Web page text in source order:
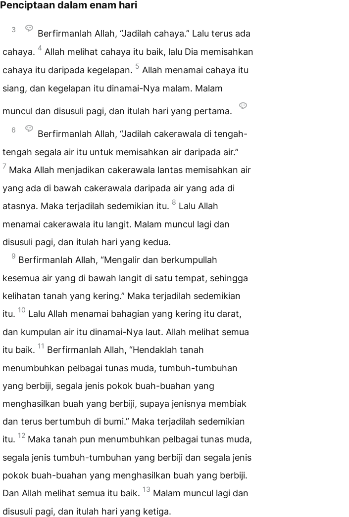
Penciptaan dalam enam hari
3
Berfirmanlah Allah, “Jadilah cahaya.” Lalu terus ada
cahaya. 4 Allah melihat cahaya itu baik, lalu Dia memisahkan
cahaya itu daripada kegelapan. 5 Allah menamai cahaya itu
siang, dan kegelapan itu dinamai-Nya malam. Malam
muncul dan disusuli pagi, dan itulah hari yang pertama.
6
Berfirmanlah Allah, “Jadilah cakerawala di tengah-
tengah segala air itu untuk memisahkan air daripada air.”
7 Maka Allah menjadikan cakerawala lantas memisahkan air
yang ada di bawah cakerawala daripada air yang ada di
atasnya. Maka terjadilah sedemikian itu. 8 Lalu Allah
menamai cakerawala itu langit. Malam muncul lagi dan
disusuli pagi, dan itulah hari yang kedua.
9 Berfirmanlah Allah, “Mengalir dan berkumpullah
kesemua air yang di bawah langit di satu tempat, sehingga
kelihatan tanah yang kering.” Maka terjadilah sedemikian
itu. 10 Lalu Allah menamai bahagian yang kering itu darat,
dan kumpulan air itu dinamai-Nya laut. Allah melihat semua
itu baik. 11 Berfirmanlah Allah, “Hendaklah tanah
menumbuhkan pelbagai tunas muda, tumbuh-tumbuhan
yang berbiji, segala jenis pokok buah-buahan yang
menghasilkan buah yang berbiji, supaya jenisnya membiak
dan terus bertumbuh di bumi.” Maka terjadilah sedemikian
itu. 12 Maka tanah pun menumbuhkan pelbagai tunas muda,
segala jenis tumbuh-tumbuhan yang berbiji dan segala jenis
pokok buah-buahan yang menghasilkan buah yang berbiji.
Dan Allah melihat semua itu baik. 13 Malam muncul lagi dan
disusuli pagi, dan itulah hari yang ketiga.